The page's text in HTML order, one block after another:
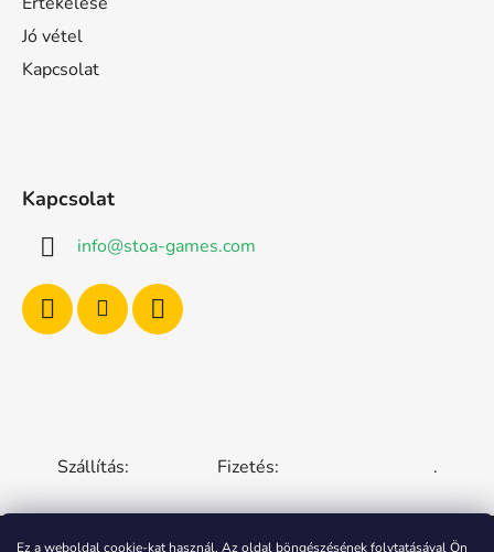
Ez a weboldal cookie-kat használ. Az oldal böngészésének folytatásával Ön
Jó vétel
Kapcsolat
Kapcsolat
info@stoa-games.com
Szállítás: Fizetés: .